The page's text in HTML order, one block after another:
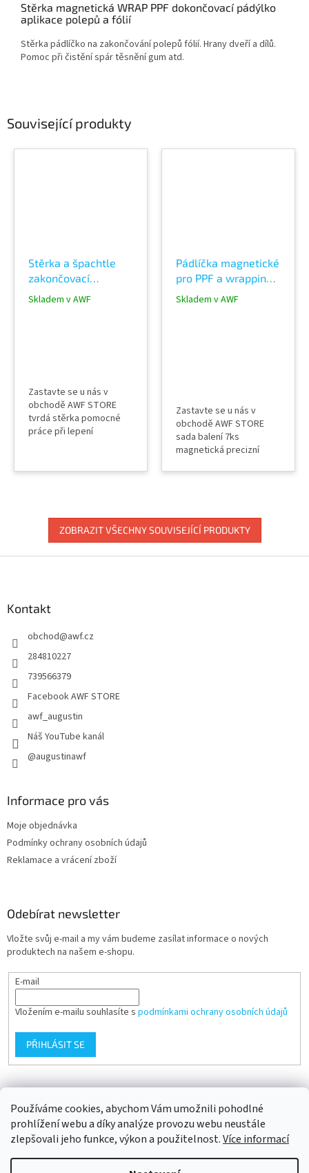
Používáme cookies, abychom Vám umožnili pohodlné
prohlížení webu a díky analýze provozu webu neustále
zlepšovali jeho funkce, výkon a použitelnost.Více informací
Související produkty
Stěrka a špachtle
zakončovací
pádlíčko tvrdá
Skladem v AWF
Zastavte se u nás v
obchodě AWF STORE
tvrdá stěrka pomocné
práce při lepení
gum a těsnění
Pádlíčka magnetické
pro PPF a wrapping
polepy balení 7ks
Skladem v AWF
Zastavte se u nás v
obchodě AWF STORE
sada balení 7ks
magnetická precizní
zastrčení fólie pod gumu
zastrčení fólie za lišty
ZOBRAZIT VŠECHNY SOUVISEJÍCÍ PRODUKTY
Stěrka magnetická WRAP PPF dokončovací pádýlko
aplikace polepů a fólií
Stěrka pádlíčko na zakončování polepů fólií. Hrany dveří a dílů.
Pomoc při čistění spár těsnění gum atd.
Kontakt
obchod@awf.cz
284810227
739566379
Facebook AWF STORE
awf_augustin
Náš YouTube kanál
@augustinawf
Informace pro vás
Moje objednávka
Podmínky ochrany osobních údajů
Reklamace a vrácení zboží
Odebírat newsletter
Vložte svůj e-mail a my vám budeme zasílat informace o nových
produktech na našem e-shopu.
E-mail
Vložením e-mailu souhlasíte s podmínkami ochrany osobních údajů
PŘIHLÁSIT SE